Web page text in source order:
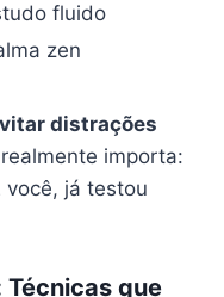
fluido
zen
distrações
importa:
você, já testou
Técnicas que